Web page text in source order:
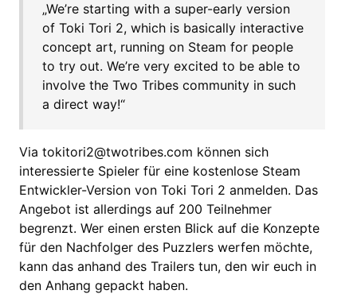
„We’re starting with a super-early version
of Toki Tori 2, which is basically interactive
concept art, running on Steam for people
to try out. We’re very excited to be able to
involve the Two Tribes community in such
a direct way!“
Via tokitori2@twotribes.com können sich
interessierte Spieler für eine kostenlose Steam
Entwickler-Version von Toki Tori 2 anmelden. Das
Angebot ist allerdings auf 200 Teilnehmer
begrenzt. Wer einen ersten Blick auf die Konzepte
für den Nachfolger des Puzzlers werfen möchte,
kann das anhand des Trailers tun, den wir euch in
den Anhang gepackt haben.